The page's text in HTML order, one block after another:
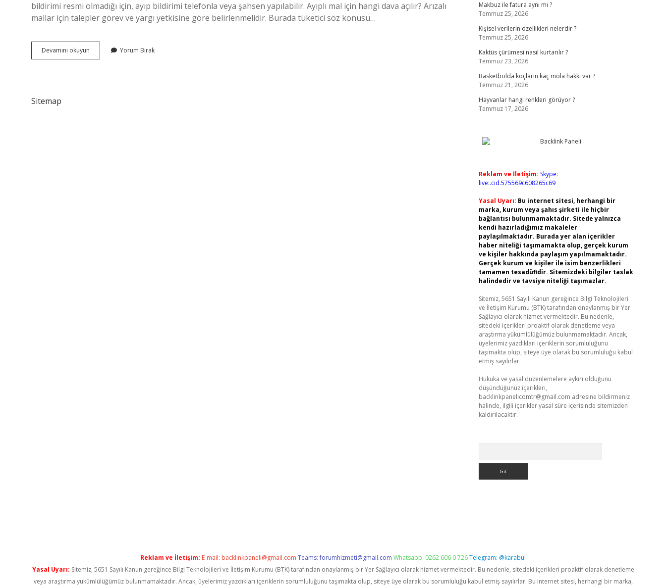
bildirimi resmi olmadığı için, ayıp bildirimi telefonla veya şahsen yapılabilir. Ayıplı mal için hangi dava açılır? Arızalı
mallar için talepler görev ve yargı yetkisine göre belirlenmelidir. Burada tüketici söz konusu…
Devamını okuyun
Mal
Yorum Bırak
Sitemap
Makbuz ile fatura aynı mı ?
Temmuz 25, 2026
Kişisel verilerin özellikleri nelerdir ?
Temmuz 25, 2026
Kaktüs çürümesi nasıl kurtarılır ?
Temmuz 23, 2026
Basketbolda koçların kaç mola hakkı var ?
Temmuz 21, 2026
Hayvanlar hangi renkleri görüyor ?
Temmuz 17, 2026
Reklam ve İletişim: Skype:
live:.cid.575569c608265c69
Yasal Uyarı: Bu internet sitesi, herhangi bir
marka, kurum veya şahıs şirketi ile hiçbir
bağlantısı bulunmamaktadır. Sitede yalnızca
kendi hazırladığımız makaleler
paylaşılmaktadır. Burada yer alan içerikler
haber niteliği taşımamakta olup, gerçek kurum
ve kişiler hakkında paylaşım yapılmamaktadır.
Gerçek kurum ve kişiler ile isim benzerlikleri
tamamen tesadüfidir. Sitemizdeki bilgiler taslak
halindedir ve tavsiye niteliği taşımazlar.
Sitemiz, 5651 Sayılı Kanun gereğince Bilgi Teknolojileri
ve İletişim Kurumu (BTK) tarafından onaylanmış bir Yer
Sağlayıcı olarak hizmet vermektedir. Bu nedenle,
sitedeki içerikleri proaktif olarak denetleme veya
araştırma yükümlülüğümüz bulunmamaktadır. Ancak,
üyelerimiz yazdıkları içeriklerin sorumluluğunu
taşımakta olup, siteye üye olarak bu sorumluluğu kabul
etmiş sayılırlar.
Hukuka ve yasal düzenlemelere aykırı olduğunu
düşündüğünüz içerikleri,
backlinkpanelicomtr@gmail.com adresine bildirmeniz
halinde, ilgili içerikler yasal süre içerisinde sitemizden
kaldırılacaktır.
Reklam ve İletişim: E-mail: backlinkpaneli@gmail.com Teams:forumhizmeti@gmail.com Whatsapp: 0262 606 0 726Telegram: @karabul
Yasal Uyarı: Sitemiz, 5651 Sayılı Kanun gereğince Bilgi Teknolojileri ve İletişim Kurumu (BTK) tarafından onaylanmış bir Yer Sağlayıcı olarak hizmet vermektedir. Bu nedenle, sitedeki içerikleri proaktif olarak denetleme
veya araştırma yükümlülüğümüz bulunmamaktadır. Ancak, üyelerimiz yazdıkları içeriklerin sorumluluğunu taşımakta olup, siteye üye olarak bu sorumluluğu kabul etmiş sayılırlar. Bu internet sitesi, herhangi bir marka,